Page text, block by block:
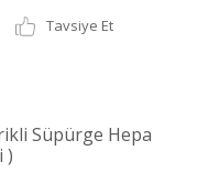
Tavsiye Et
Süpürge Hepa
)